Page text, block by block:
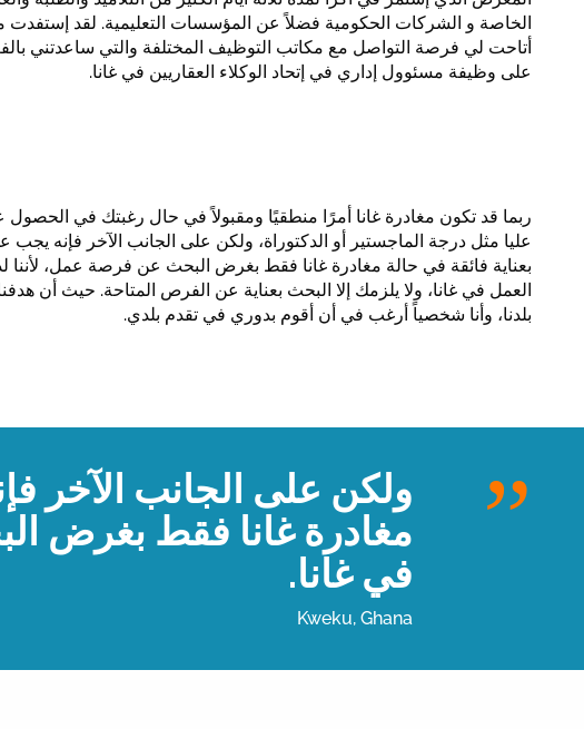
الخاصة و الشركات الحكومية فضلاً عن المؤسسات التعليمية. لقد إستفدت
أتاحت لي فرصة التواصل مع مكاتب التوظيف المختلفة والتي ساعدتني
على وظيفة مسئوول إداري في إتحاد الوكلاء العقاريين في غانا.
ربما قد تكون مغادرة غانا أمرًا منطقيًا ومقبولاً في حال رغبتك في
عليا مثل درجة الماجستير أو الدكتوراة، ولكن على الجانب الآخر فإنه يجب
بعناية فائقة في حالة مغادرة غانا فقط بغرض البحث عن فرصة عمل، لأننا
العمل في غانا، ولا يلزمك إلا البحث بعناية عن الفرص المتاحة. حيث أن
بلدنا، وأنا شخصياً أرغب في أن أقوم بدوري في تقدم بلدي.
ولكن على الجانب الآخر
مغادرة غانا فقط بغرض
في غانا.
Kweku, Ghana